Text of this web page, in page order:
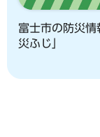
富士市の防災
災ふじ」